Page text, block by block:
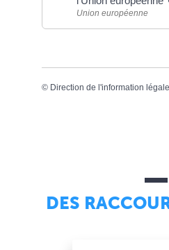
Union européenne
© Direction de l'information
DES